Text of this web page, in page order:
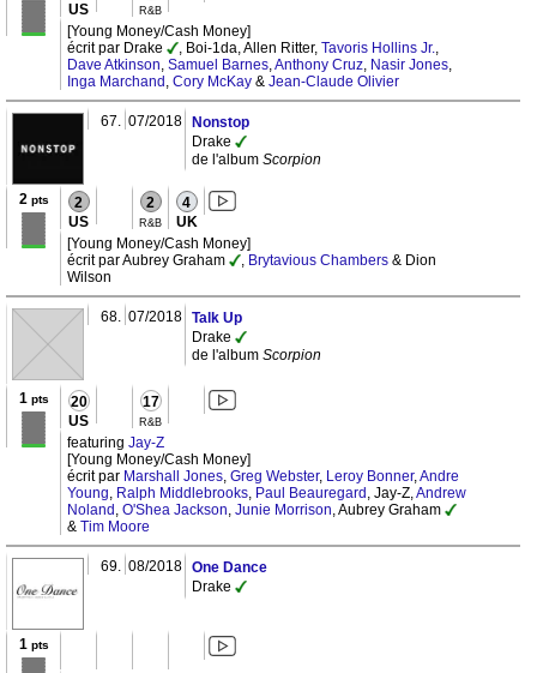
US R&B
[Young Money/Cash Money]
écrit par Drake
, Boi-1da, Allen Ritter, Tavoris Hollins Jr.
Dave Atkinson Samuel Barnes Anthony Cruz Nasir Jones
Inga Marchand Cory McKay & Jean-Claude Olivier
67. 07/2018 Nonstop
Drake
de l'album Scorpion
2 pts 2
US
2
R&B
4
UK
[Young Money/Cash Money]
écrit par Aubrey Graham
Brytavious Chambers & Dion
Wilson
68. 07/2018 Talk Up
Drake
de l'album Scorpion
1 pts 20
US
17
R&B
featuring Jay-Z
[Young Money/Cash Money]
écrit par Marshall Jones Greg Webster, Leroy Bonner, Andre
Young Ralph Middlebrooks Paul Beauregard , Jay-Z, Andrew
Noland O'Shea Jackson Junie Morrison , Aubrey Graham
& Tim Moore
69. 08/2018 One Dance
Drake
1 pts